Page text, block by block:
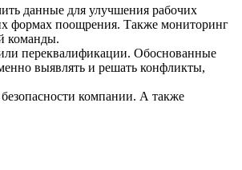
данные для улучшения рабочих
формах поощрения. Также мониторинг
команды.
переквалификации. Обоснованные
выявлять и решать конфликты,
компании. А также